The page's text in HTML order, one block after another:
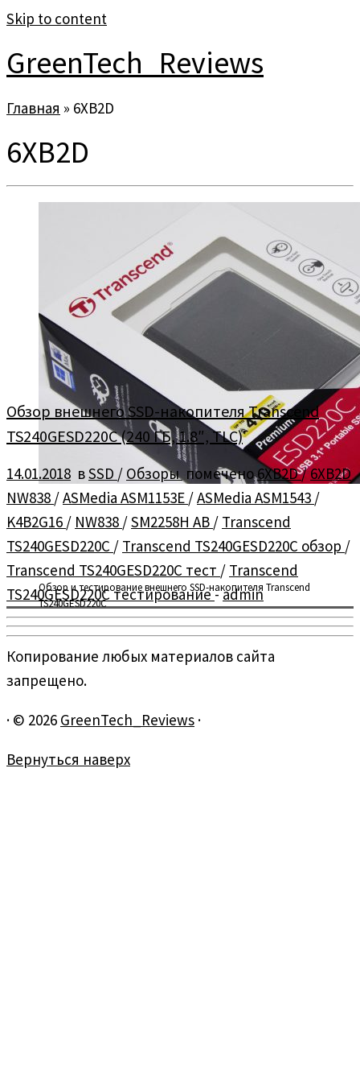
Skip to content
GreenTech_Reviews
Главная » 6XB2D
6XB2D
Обзор и тестирование внешнего SSD-накопителя Transcend
TS240GESD220C
Обзор внешнего SSD-накопителя Transcend
TS240GESD220C (240 ГБ, 1.8″, TLC)
14.01.2018 вSSD / Обзоры помечено6XB2D/6XB2D
NW838 /ASMedia ASM1153E /ASMedia ASM1543 /
K4B2G16 / NW838 /SM2258H AB / Transcend
TS240GESD220C / Transcend TS240GESD220C обзор /
Transcend TS240GESD220C тест / Transcend
TS240GESD220C тестирование-admin
Копирование любых материалов сайта
запрещено.
· © 2026 GreenTech_Reviews ·
Вернуться наверх